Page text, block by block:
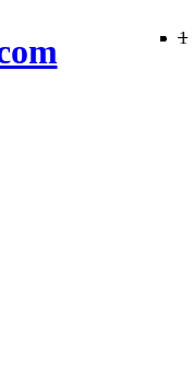
−
−
−
−
−
−
−
−
−
−
−
−
−
−
1
−
−
−
−
−